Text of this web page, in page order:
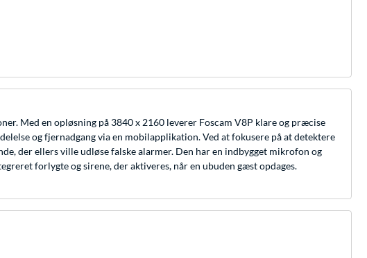
Med en opløsning på 3840 x 2160 leverer Foscam V8P klare og præcise
og fjernadgang via en mobilapplikation. Ved at fokusere på at detektere
der ellers ville udløse falske alarmer. Den har en indbygget mikrofon og
forlygte og sirene, der aktiveres, når en ubuden gæst opdages.